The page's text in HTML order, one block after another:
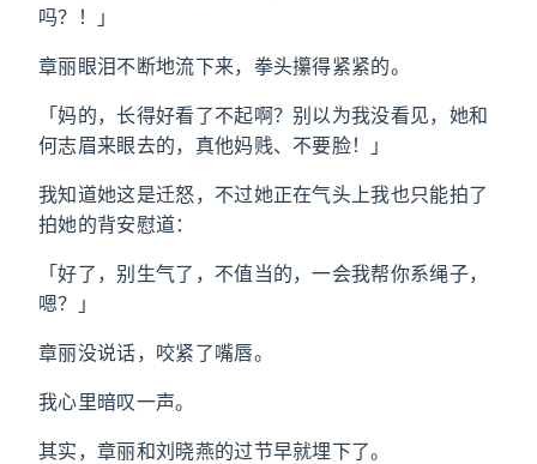
吗？！」
章丽眼泪不断地流下来，拳头攥得紧紧的。
「妈的，长得好看了不起啊？别以为我没看见，她和
何志眉来眼去的，真他妈贱、不要脸！」
我知道她这是迁怒，不过她正在气头上我也只能拍了
拍她的背安慰道：
「好了，别生气了，不值当的，一会我帮你系绳子，
嗯？」
章丽没说话，咬紧了嘴唇。
我心里暗叹一声。
其实，章丽和刘晓燕的过节早就埋下了。